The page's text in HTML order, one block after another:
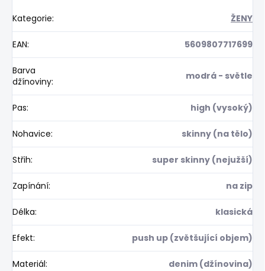
Kategorie: ŽENY
EAN: 5609807717699
Barva
džínoviny: modrá - světle
Pas: high (vysoký)
Nohavice: skinny (na tělo)
Střih: super skinny (nejužší)
Zapínání: na zip
Délka: klasická
Efekt: push up (zvětšující objem)
Materiál: denim (džínovina)